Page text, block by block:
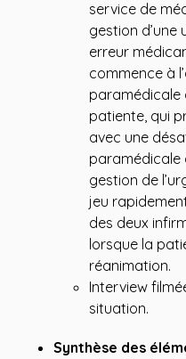
service de
gestion d’une
erreur
commence à
paramédicale
patiente, qui
avec une
paramédicale
gestion de
jeu
des deux
lorsque la
réanimation.
Interview
situation.
Synthèse des